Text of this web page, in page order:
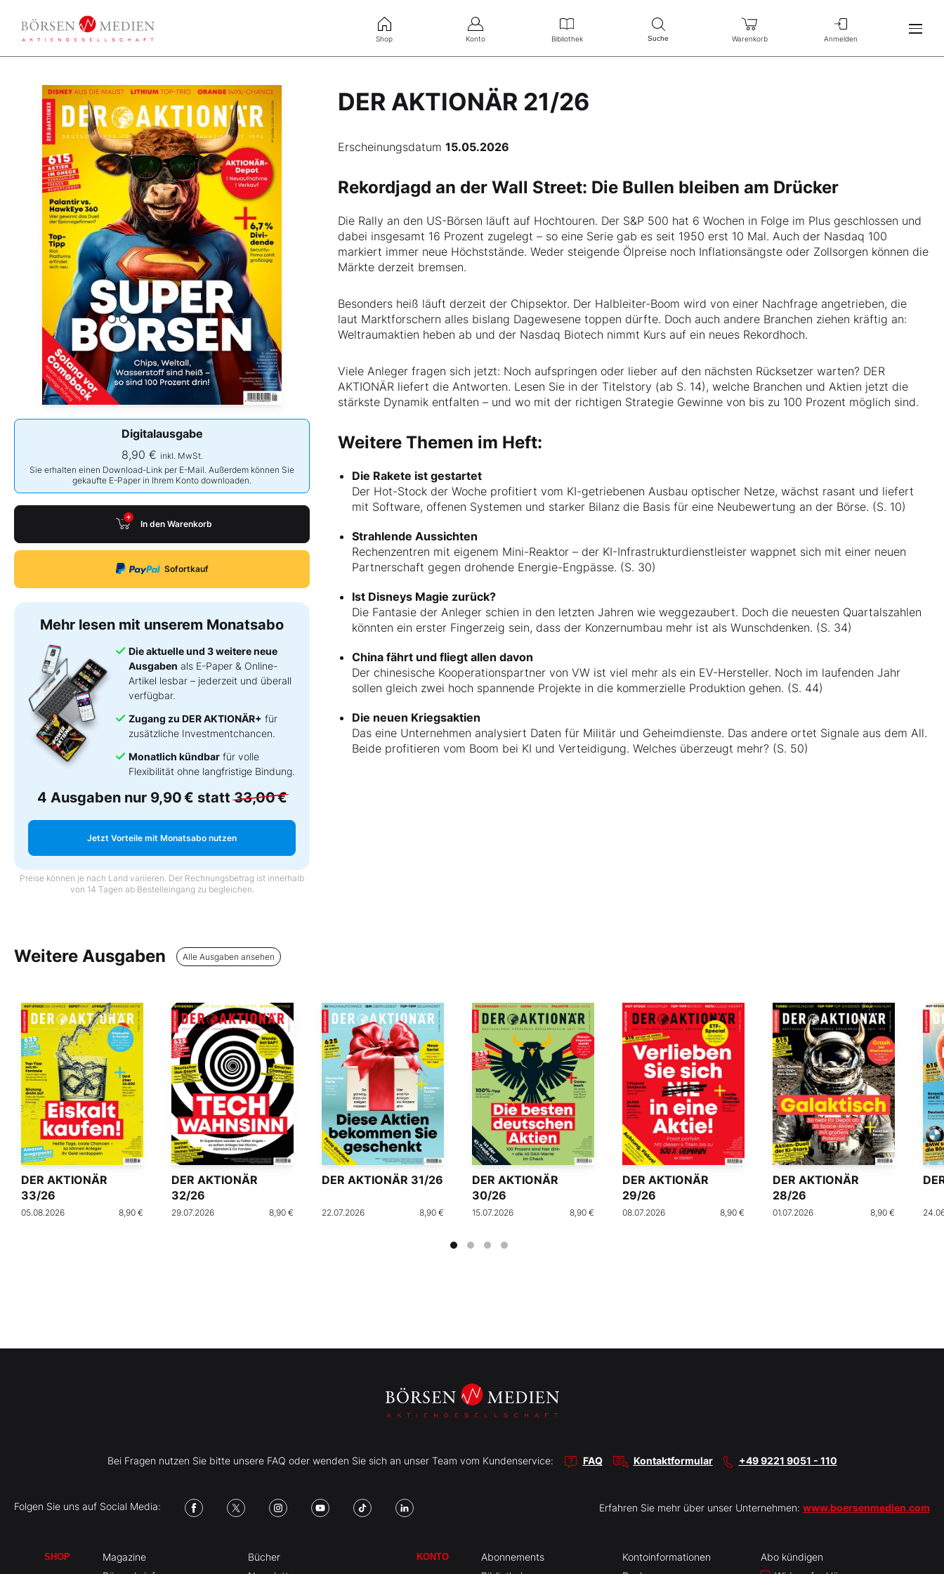
Shop Konto Bibliothek Suche Warenkorb Anmelden
DER AKTIONÄR 21/26
Erscheinungsdatum15.05.2026
Digitalausgabe
8,90 € inkl. MwSt.
Sie erhalten einen Download-Link per E-Mail. Außerdem können Sie
gekaufte E-Paper in Ihrem Konto downloaden.
In den Warenkorb
Sofortkauf
Mehr lesen mit unserem Monatsabo
Die aktuelle und 3 weitere neue
Ausgaben als E-Paper & Online-
Artikel lesbar – jederzeit und überall
verfügbar.
Zugang zu DER AKTIONÄR+ für
zusätzliche Investmentchancen.
Monatlich kündbar für volle
Flexibilität ohne langfristige Bindung.
4 Ausgaben nur 9,90 € statt33,00 €
Jetzt Vorteile mit Monatsabo nutzen
Preise können je nach Land variieren. Der Rechnungsbetrag ist innerhalb
von 14 Tagen ab Bestelleingang zu begleichen.
Rekordjagd an der Wall Street: Die Bullen bleiben am Drücker
Die Rally an den US-Börsen läuft auf Hochtouren. Der S&P 500 hat 6 Wochen in Folge im Plus geschlossen und
dabei insgesamt 16 Prozent zugelegt – so eine Serie gab es seit 1950 erst 10 Mal. Auch der Nasdaq 100
markiert immer neue Höchststände. Weder steigende Ölpreise noch Inflationsängste oder Zollsorgen können die
Märkte derzeit bremsen.
Besonders heiß läuft derzeit der Chipsektor. Der Halbleiter-Boom wird von einer Nachfrage angetrieben, die
laut Marktforschern alles bislang Dagewesene toppen dürfte. Doch auch andere Branchen ziehen kräftig an:
Weltraumaktien heben ab und der Nasdaq Biotech nimmt Kurs auf ein neues Rekordhoch.
Viele Anleger fragen sich jetzt: Noch aufspringen oder lieber auf den nächsten Rücksetzer warten? DER
AKTIONÄR liefert die Antworten. Lesen Sie in der Titelstory (ab S. 14), welche Branchen und Aktien jetzt die
stärkste Dynamik entfalten – und wo mit der richtigen Strategie Gewinne von bis zu 100 Prozent möglich sind.
Weitere Themen im Heft:
Die Rakete ist gestartet
Der Hot-Stock der Woche profitiert vom KI-getriebenen Ausbau optischer Netze, wächst rasant und liefert
mit Software, offenen Systemen und starker Bilanz die Basis für eine Neubewertung an der Börse. (S. 10)
Strahlende Aussichten
Rechenzentren mit eigenem Mini-Reaktor – der KI-Infrastrukturdienstleister wappnet sich mit einer neuen
Partnerschaft gegen drohende Energie-Engpässe. (S. 30)
Ist Disneys Magie zurück?
Die Fantasie der Anleger schien in den letzten Jahren wie weggezaubert. Doch die neuesten Quartalszahlen
könnten ein erster Fingerzeig sein, dass der Konzernumbau mehr ist als Wunschdenken. (S. 34)
China fährt und fliegt allen davon
Der chinesische Kooperationspartner von VW ist viel mehr als ein EV-Hersteller. Noch im laufenden Jahr
sollen gleich zwei hoch spannende Projekte in die kommerzielle Produktion gehen. (S. 44)
Die neuen Kriegsaktien
Das eine Unternehmen analysiert Daten für Militär und Geheimdienste. Das andere ortet Signale aus dem All.
Beide profitieren vom Boom bei KI und Verteidigung. Welches überzeugt mehr? (S. 50)
Weitere Ausgaben Alle Ausgaben ansehen
DER AKTIONÄR
33/26
05.08.2026 8,90 €
DER AKTIONÄR
32/26
29.07.2026 8,90 €
DER AKTIONÄR 31/26
22.07.2026 8,90 €
DER AKTIONÄR
30/26
15.07.2026 8,90 €
DER AKTIONÄR
29/26
08.07.2026 8,90 €
DER AKTIONÄR
28/26
01.07.2026 8,90 €
Bei Fragen nutzen Sie bitte unsere FAQ oder wenden Sie sich an unser Team vom Kundenservice: FAQ Kontaktformular +49 9221 9051 - 110
Folgen Sie uns auf Social Media: Erfahren Sie mehr über unser Unternehmen: www.boersenmedien.com
SHOP
Magazine
Bücher
KONTO
Abonnements
Kontoinformationen
Abo kündigen